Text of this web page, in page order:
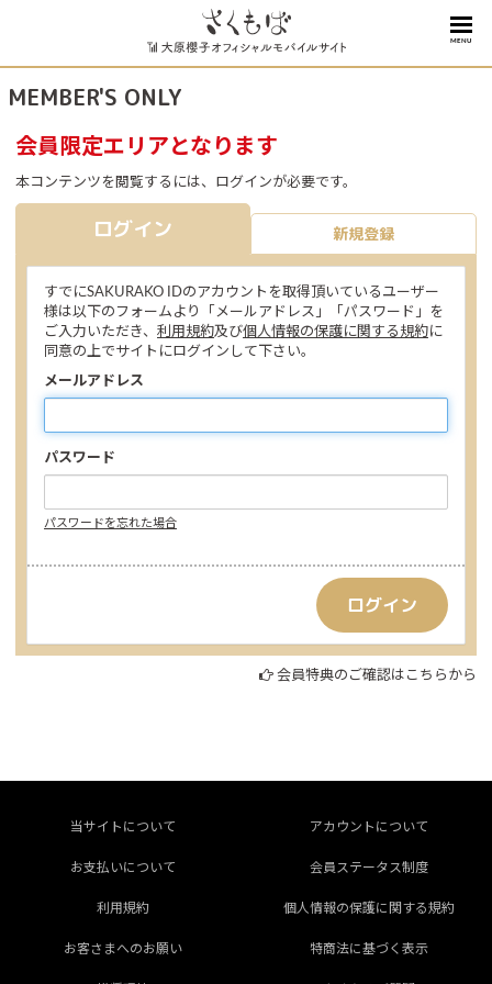
MENU
MEMBER'S ONLY
会員限定エリアとなります
本コンテンツを閲覧するには、ログインが必要です。
ログイン 新規登録
すでにSAKURAKO IDのアカウントを取得頂いているユーザー
様は以下のフォームより「メールアドレス」「パスワード」を
ご入力いただき、 利用規約及び個人情報の保護に関する規約に
同意の上でサイトにログインして下さい。
メールアドレス
パスワード
パスワードを忘れた場合
会員特典のご確認はこちらから
当サイトについて アカウントについて
お支払いについて 会員ステータス制度
利用規約 個人情報の保護に関する規約
お客さまへのお願い 特商法に基づく表示